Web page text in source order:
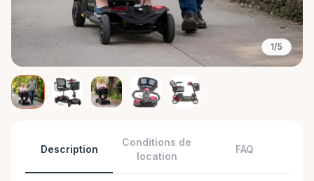
1/5
Description
Conditions de
location
FAQ